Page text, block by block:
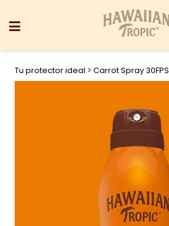
Tu protector ideal > Carrot Spray 30FPS